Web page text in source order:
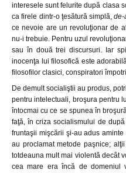
interesele sunt felurite după clasa
ca firele dintr-o ţesătură simplă, de-
ce nevoie are un revoluţionar de
nu-i trebuie. Pentru uzul
sau în două trei discursuri. Iar
inocenţa lui filosofică este
filosofilor clasici, conspiratori
De demult socialiştii au produs,
pentru intelectuali, broşura pentru
întocmai cu ce se spunea în
faţă, în criza socialismului de
fruntaşii mişcării şi-au adus
au proclamat metode paşnice;
totdeauna mult mai violentă decât
cea mare era încă de domeniul